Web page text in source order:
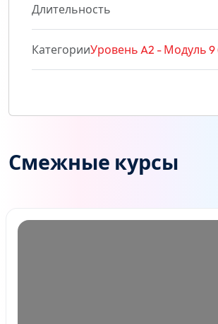
Длительность
КатегорииУровень A2 - Модуль 9
Смежные курсы